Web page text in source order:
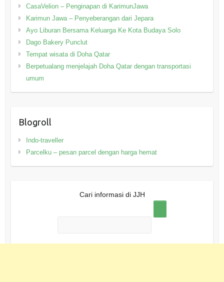
CasaVelion – Penginapan di KarimunJawa
Karimun Jawa – Penyeberangan dari Jepara
Ayo Liburan Bersama Keluarga Ke Kota Budaya Solo
Dago Bakery Punclut
Tempat wisata di Doha Qatar
Berpetualang menjelajah Doha Qatar dengan transportasi
umum
Blogroll
Indo-traveller
Parcelku – pesan parcel dengan harga hemat
Cari informasi di JJH